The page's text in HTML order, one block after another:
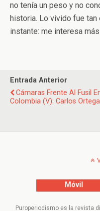
no tenía un peso y no
historia. Lo vivido fue tan
instante: me interesa
Entrada Anterior
Cámaras Frente Al Fusil
Colombia (V): Carlos Ortega
Móvil
Puroperiodismo es la revista